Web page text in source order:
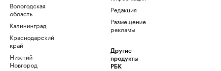
Вологодская
область
Калининград
Краснодарский
край
Нижний
Новгород
Редакция
Размещение
рекламы
Другие
продукты
РБК